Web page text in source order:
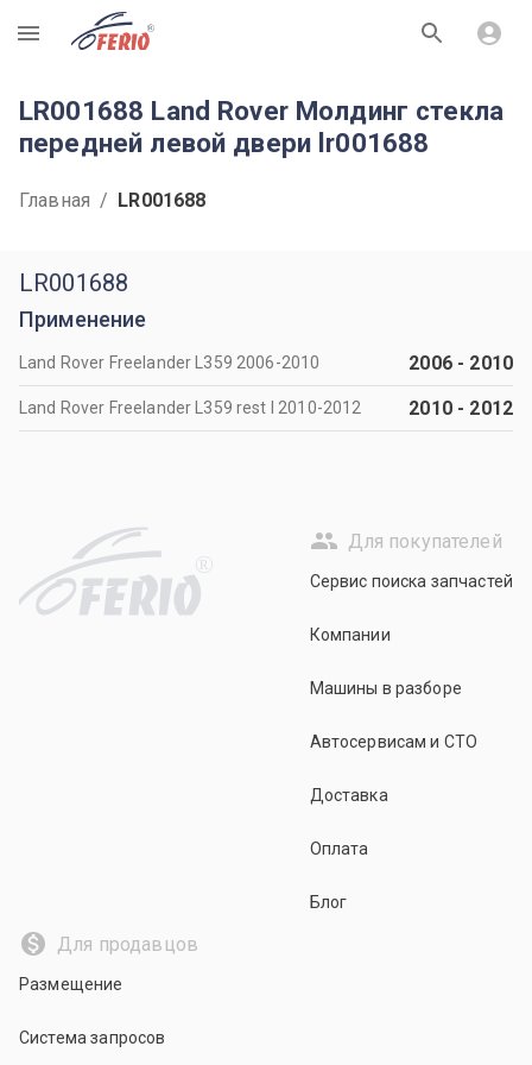
R
LR001688 Land Rover Молдинг стекла
передней левой двери lr001688
Главная / LR001688
LR001688
Применение
Land Rover Freelander L359 2006-2010 2006- 2010
Land Rover Freelander L359 rest I 2010-2012 2010- 2012
R
Для покупателей
Сервис поиска запчастей
Компании
Машины в разборе
Автосервисам и СТО
Доставка
Оплата
Блог
Для продавцов
Размещение
Система запросов